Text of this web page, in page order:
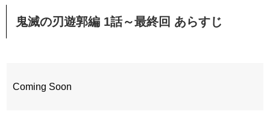
鬼滅の刃遊郭編 1話～最終回 あらすじ
Coming Soon